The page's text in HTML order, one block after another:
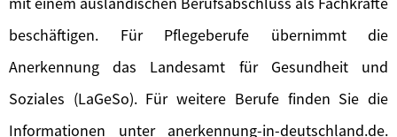
beschäftigen. Für Pflegeberufe übernimmt die
Anerkennung das Landesamt für Gesundheit und
Soziales (LaGeSo). Für weitere Berufe finden Sie die
Informationen unter anerkennung-in-deutschland.de.